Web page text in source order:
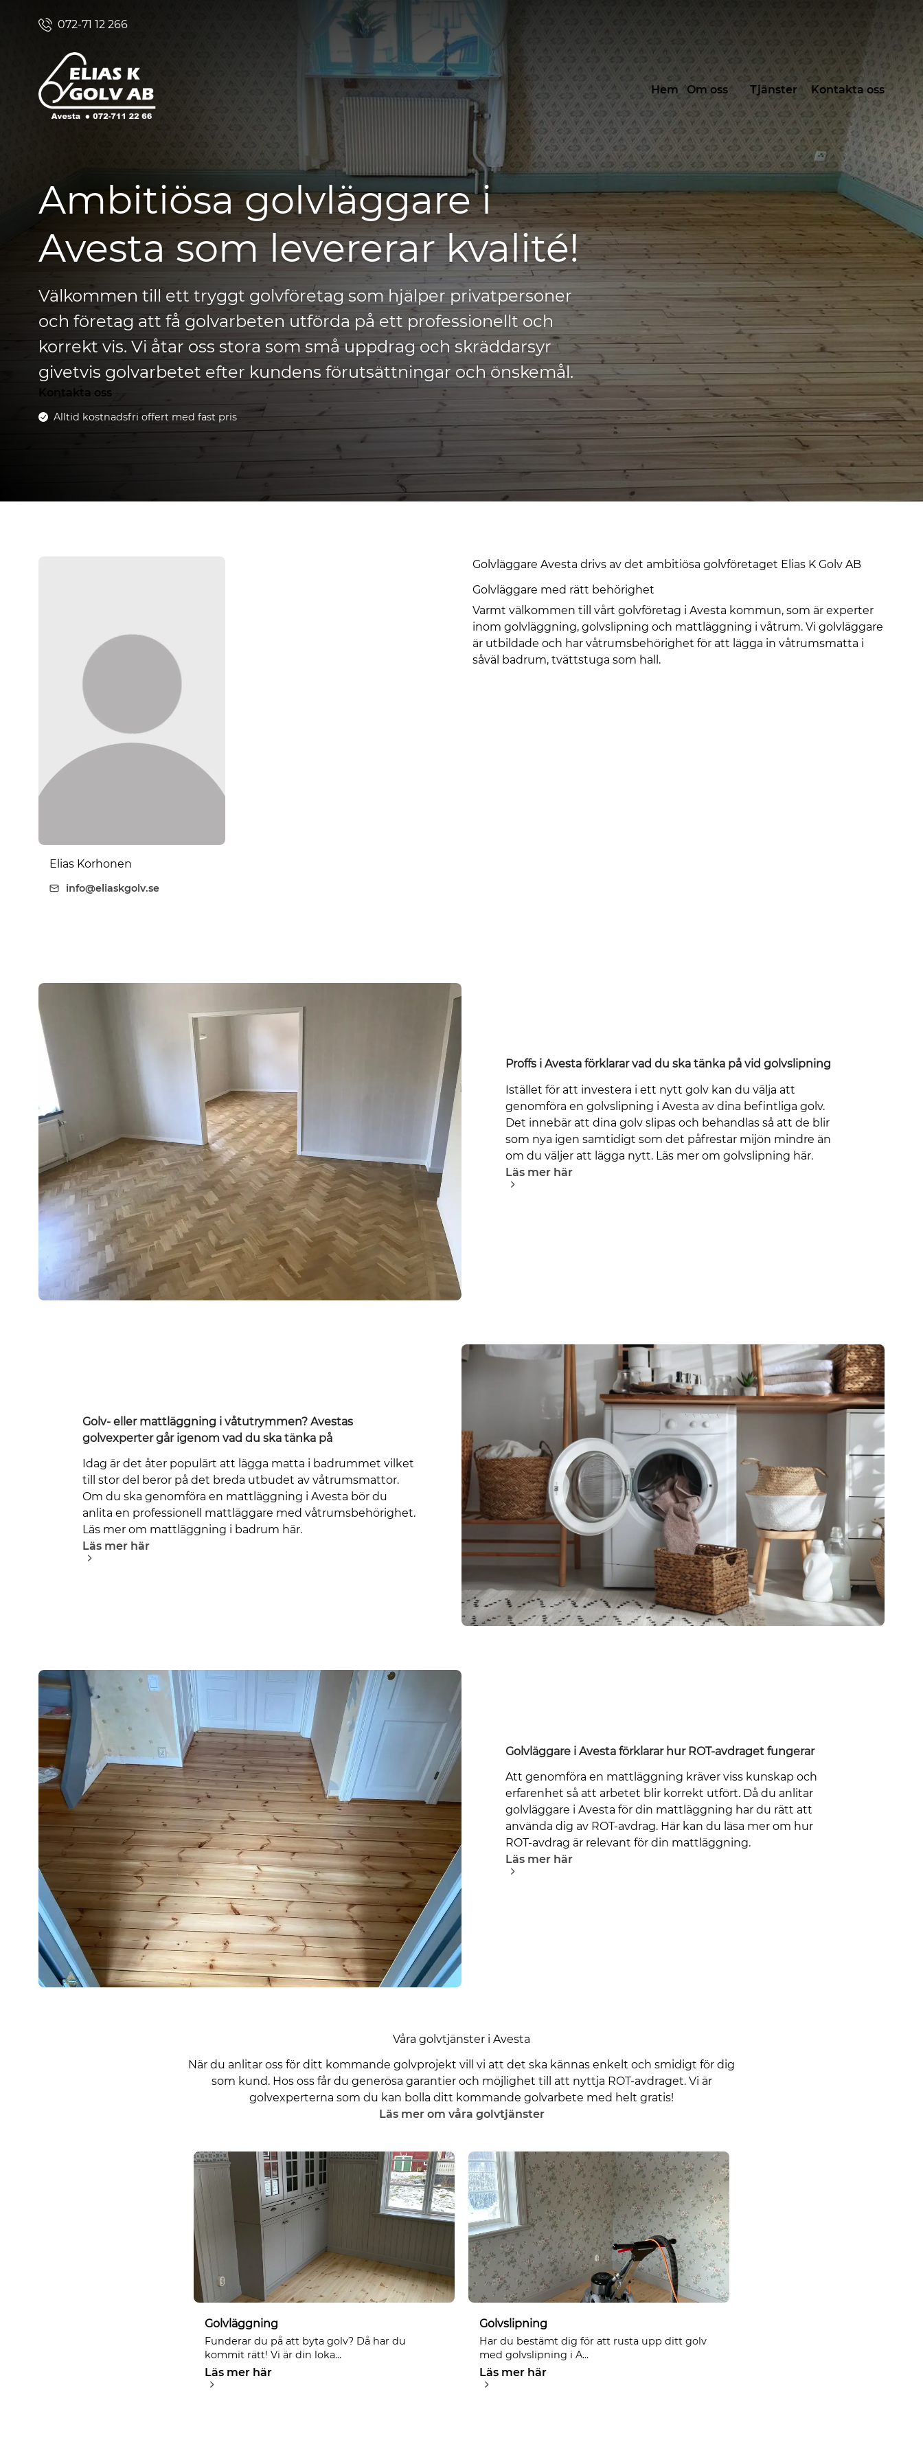
072-71 12 266
Hem Om oss Tjänster Kontakta oss
Ambitiösa golvläggare i
Avesta som levererar kvalité!
Välkommen till ett tryggt golvföretag som hjälper privatpersoner
och företag att få golvarbeten utförda på ett professionellt och
korrekt vis. Vi åtar oss stora som små uppdrag och skräddarsyr
givetvis golvarbetet efter kundens förutsättningar och önskemål.
Kontakta oss
Alltid kostnadsfri offert med fast pris
Elias Korhonen
info@eliaskgolv.se
Golvläggare Avesta drivs av det ambitiösa golvföretaget Elias K Golv AB
Golvläggare med rätt behörighet
Varmt välkommen till vårt golvföretag i Avesta kommun, som är experter
inom golvläggning, golvslipning och mattläggning i våtrum. Vi golvläggare
är utbildade och har våtrumsbehörighet för att lägga in våtrumsmatta i
såväl badrum, tvättstuga som hall.
Proffs i Avesta förklarar vad du ska tänka på vid golvslipning
Istället för att investera i ett nytt golv kan du välja att
genomföra en golvslipning i Avesta av dina befintliga golv.
Det innebär att dina golv slipas och behandlas så att de blir
som nya igen samtidigt som det påfrestar mijön mindre än
om du väljer att lägga nytt. Läs mer om golvslipning här.
Läs mer här
Golv- eller mattläggning i våtutrymmen? Avestas
golvexperter går igenom vad du ska tänka på
Idag är det åter populärt att lägga matta i badrummet vilket
till stor del beror på det breda utbudet av våtrumsmattor.
Om du ska genomföra en mattläggning i Avesta bör du
anlita en professionell mattläggare med våtrumsbehörighet.
Läs mer om mattläggning i badrum här.
Läs mer här
Golvläggare i Avesta förklarar hur ROT-avdraget fungerar
Att genomföra en mattläggning kräver viss kunskap och
erfarenhet så att arbetet blir korrekt utfört. Då du anlitar
golvläggare i Avesta för din mattläggning har du rätt att
använda dig av ROT-avdrag. Här kan du läsa mer om hur
ROT-avdrag är relevant för din mattläggning.
Läs mer här
Våra golvtjänster i Avesta
När du anlitar oss för ditt kommande golvprojekt vill vi att det ska kännas enkelt och smidigt för dig
som kund. Hos oss får du generösa garantier och möjlighet till att nyttja ROT-avdraget. Vi är
golvexperterna som du kan bolla ditt kommande golvarbete med helt gratis!
Läs mer om våra golvtjänster
Golvläggning
Funderar du på att byta golv? Då har du
kommit rätt! Vi är din loka...
Läs mer här
Golvslipning
Har du bestämt dig för att rusta upp ditt golv
med golvslipning i A...
Läs mer här